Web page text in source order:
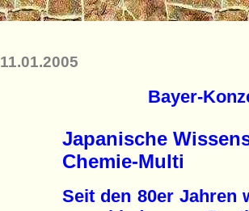
11.01.2005
Bayer-
Japanische
Chemie-Multi
Seit den 80er Jahren